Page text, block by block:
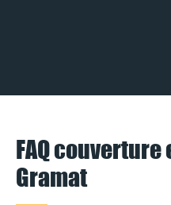
FAQ
Gramat